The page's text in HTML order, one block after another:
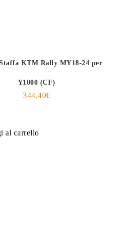
KTM Rally MY18-24 per
Y1000 (CF)
344,40€
al carrello